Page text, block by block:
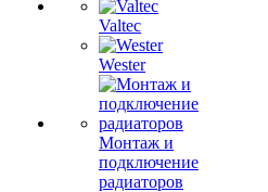
Valtec
Wester
Монтаж и
подключение
радиаторов